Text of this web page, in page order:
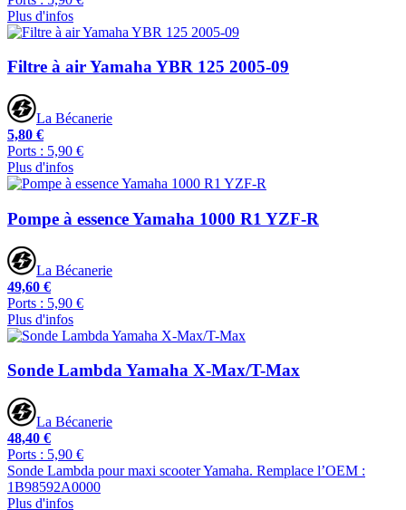
Plus d'infos
Filtre à air Yamaha YBR 125 2005-09
La Bécanerie
5,80 €
Ports : 5,90 €
Plus d'infos
Pompe à essence Yamaha 1000 R1 YZF-R
La Bécanerie
49,60 €
Ports : 5,90 €
Plus d'infos
Sonde Lambda Yamaha X-Max/T-Max
La Bécanerie
48,40 €
Ports : 5,90 €
Sonde Lambda pour maxi scooter Yamaha. Remplace l’OEM :
1B98592A0000
Plus d'infos